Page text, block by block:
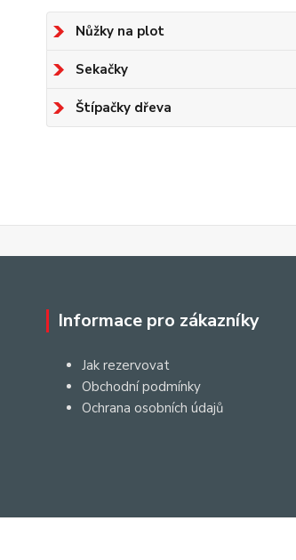
Nůžky na plot
Sekačky
Štípačky dřeva
Informace pro zákazníky
Jak rezervovat
Obchodní podmínky
Ochrana osobních údajů